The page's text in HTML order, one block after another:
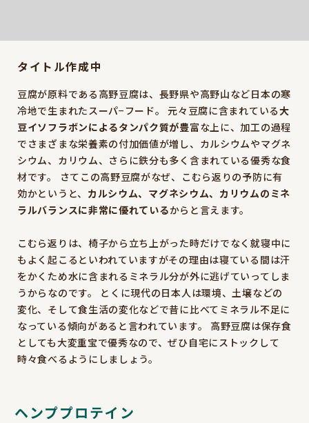
タイトル作成中
豆腐が原料である高野豆腐は、長野県や高野山など日本の寒
冷地で生まれたスーパ−フード。 元々豆腐に含まれている大
豆イソフラボンによるタンパク質が豊富な上に、加工の過程
でさまざまな栄養素の付加価値が増し、カルシウムやマグネ
シウム、カリウム、さらに鉄分も多く含まれている優秀な食
材です。 さてこの高野豆腐がなぜ、こむら返りの予防に有
効かというと、 カルシウム、マグネシウム、カリウムのミネ
ラルバランスに非常に優れているからと言えます。
こむら返りは、椅子から立ち上がった時だけでなく就寝中に
もよく起こるといわれていますがその理由は寝ている間は汗
をかくため水に含まれるミネラル分が外に逃げていってしま
うからなのです。 とくに現代の日本人は環境、土壌などの
変化、そして食生活の変化などで昔に比べてミネラル不足に
なっている傾向があると言われています。 高野豆腐は保存食
としても大変重宝で優秀なので、ぜひ自宅にストックして
時々食べるようにしましょう。
ヘンププロテイン